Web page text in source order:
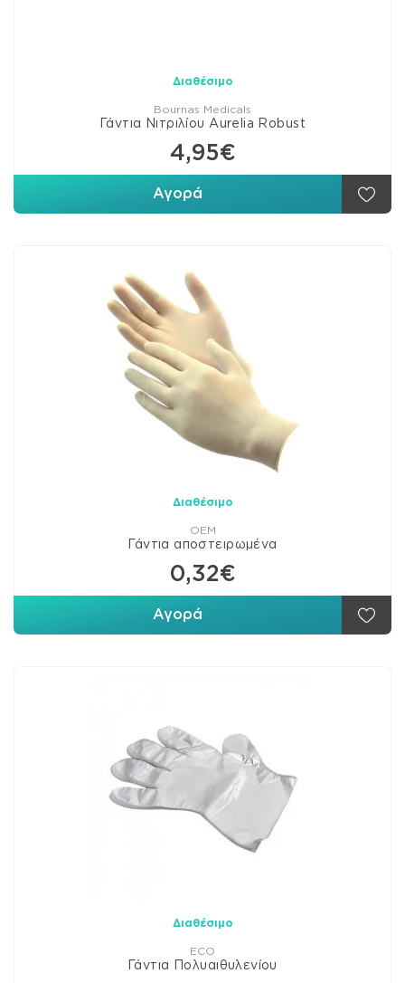
Διαθέσιμο
Bournas Medicals
Γάντια Νιτριλίου Aurelia Robust
4,95€
Αγορά
Διαθέσιμο
OEM
Γάντια αποστειρωμένα
0,32€
Αγορά
Διαθέσιμο
ECO
Γάντια Πολυαιθυλενίου